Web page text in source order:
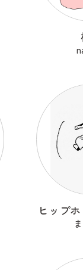
ヒップ